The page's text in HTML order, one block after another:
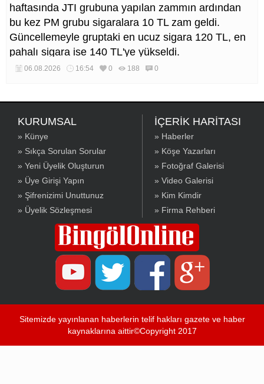
haftasında JTI grubuna yapılan zammın ardından
bu kez PM grubu sigaralara 10 TL zam geldi.
Güncellemeyle gruptaki en ucuz sigara 120 TL, en
pahalı sigara ise 140 TL'ye yükseldi.
06.08.2026 16:54 0 188 0
KURUMSAL
» Künye
» Sıkça Sorulan Sorular
» Yeni Üyelik Oluşturun
» Üye Girişi Yapın
» Şifrenizimi Unuttunuz
» Üyelik Sözleşmesi
İÇERİK HARİTASI
» Haberler
» Köşe Yazarları
» Fotoğraf Galerisi
» Video Galerisi
» Kim Kimdir
» Firma Rehberi
Sitemizde yayınlanan haberlerin telif hakları gazete ve haber
kaynaklarına aittir©Copyright 2017